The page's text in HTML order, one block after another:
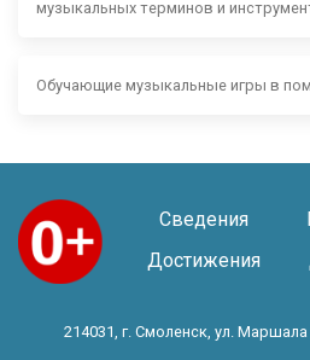
музыкальных терминов и
Обучающие музыкальные игры в
Сведения
Достижения
214031, г. Смоленск, ул.